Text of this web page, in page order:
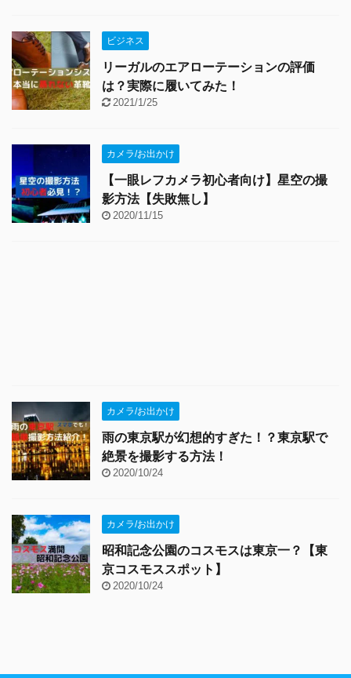
ビジネス
リーガルのエアローテーションの評価
は？実際に履いてみた！
2021/1/25
カメラ/お出かけ
【一眼レフカメラ初心者向け】星空の撮
影方法【失敗無し】
2020/11/15
カメラ/お出かけ
雨の東京駅が幻想的すぎた！？東京駅で
絶景を撮影する方法！
2020/10/24
カメラ/お出かけ
昭和記念公園のコスモスは東京一？【東
京コスモススポット】
2020/10/24